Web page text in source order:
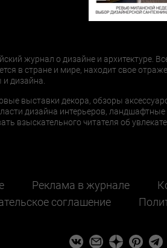
журнал о дизайне и архитектуре.
в стране и мире, находит свое
дизайна.
выставки декора, обзоры
дизайна интерьеров,
взыскательного читателя об
Реклама в журнале
соглашение